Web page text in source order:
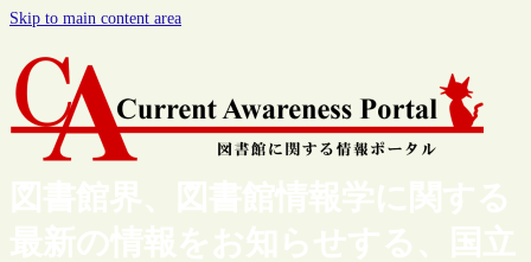
Skip to main content area
図書館界、図書館情報学に関する
最新の情報をお知らせする、国立